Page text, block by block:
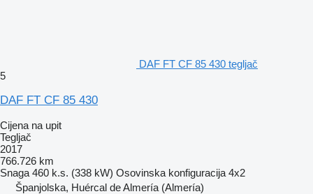
DAF FT CF 85 430 tegljač
5
DAF FT CF 85 430
Cijena na upit
Tegljač
2017
766.726 km
Snaga 460 k.s. (338 kW) Osovinska konfiguracija 4x2
Španjolska, Huércal de Almería (Almería)